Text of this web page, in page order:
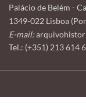
Palácio de Belém -
1349-022 Lisboa
E-mail:
Tel.: (+351) 213 614